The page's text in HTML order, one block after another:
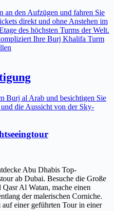
an den Aufzügen und fahren Sie
direkt und ohne Anstehen im
des höchsten Turms der Welt.
Ihre Burj Khalifa Turm
Burj al Arab und besichtigen Sie
die Aussicht von der Sky-
Abu Dhabis Top-
ab Dubai. Besuche die Große
Al Watan, mache einen
der malerischen Corniche.
einer geführten Tour in einer